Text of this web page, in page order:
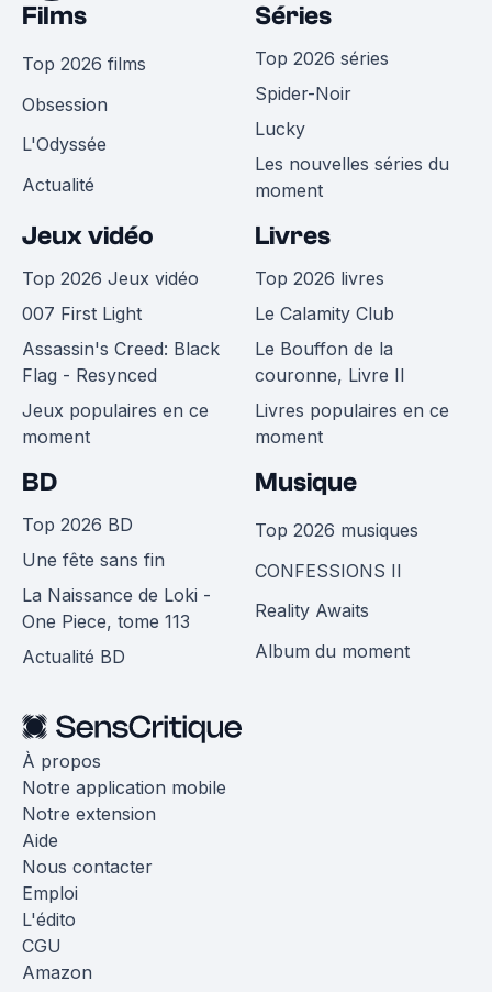
Films
Top 2026 films
Obsession
L'Odyssée
Actualité
Séries
Top 2026 séries
Spider-Noir
Lucky
Les nouvelles séries du
moment
Jeux vidéo
Top 2026 Jeux vidéo
007 First Light
Assassin's Creed: Black
Flag - Resynced
Jeux populaires en ce
moment
Livres
Top 2026 livres
Le Calamity Club
Le Bouffon de la
couronne, Livre II
Livres populaires en ce
moment
BD
Top 2026 BD
Une fête sans fin
La Naissance de Loki -
One Piece, tome 113
Actualité BD
Musique
Top 2026 musiques
CONFESSIONS II
Reality Awaits
Album du moment
À propos
Notre application mobile
Notre extension
Aide
Nous contacter
Emploi
L'édito
CGU
Amazon